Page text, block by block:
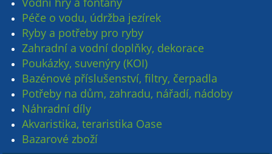
Péče o vodu, údržba jezírek
Ryby a potřeby pro ryby
Zahradní a vodní doplňky, dekorace
Poukázky, suvenýry (KOI)
Bazénové příslušenství, filtry, čerpadla
Potřeby na dům, zahradu, nářadí, nádoby
Náhradní díly
Akvaristika, teraristika Oase
Bazarové zboží